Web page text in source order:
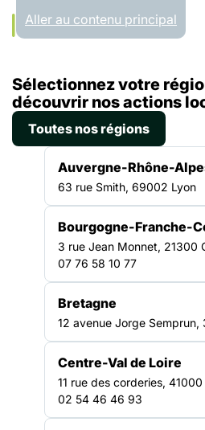
Panneau de gestion des cookies
Aller au contenu principal
Toutes les catégories
30.03.26
Bonjour tout le monde !
Bienvenue sur WordPress. Ceci est
Modifiez-le ou supprimez-le, puis
Lire la suite
ALLER PLUS LOIN
La force d'un
Sélectionnez votre
découvrir nos actions
Toutes nos régions
Auvergne-Rhône-
63 rue Smith, 69002 Lyon
Bourgogne-Franche-
3 rue Jean Monnet, 21300
07 76 58 10 77
Bretagne
12 avenue Jorge Semprun,
Centre-Val de Loire
11 rue des corderies, 41000
02 54 46 46 93